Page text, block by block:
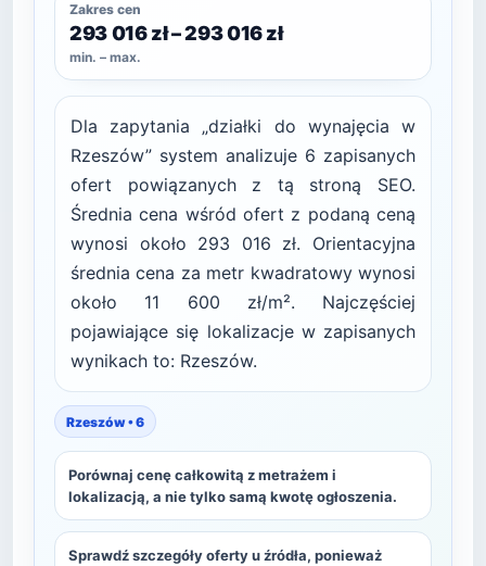
Zakres cen
293 016 zł – 293 016 zł
min. – max.
Dla zapytania „działki do wynajęcia w
Rzeszów” system analizuje 6 zapisanych
ofert powiązanych z tą stroną SEO.
Średnia cena wśród ofert z podaną ceną
wynosi około 293 016 zł. Orientacyjna
średnia cena za metr kwadratowy wynosi
około 11 600 zł/m². Najczęściej
pojawiające się lokalizacje w zapisanych
wynikach to: Rzeszów.
Rzeszów • 6
Porównaj cenę całkowitą z metrażem i
lokalizacją, a nie tylko samą kwotę ogłoszenia.
Sprawdź szczegóły oferty u źródła, ponieważ